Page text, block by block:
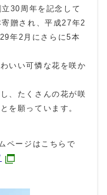
30周年を記念して
贈され、平成27年2
年2月にさらに5本
いい可憐な花を咲か
、たくさんの花が咲
を願っています。
ページはこちらで